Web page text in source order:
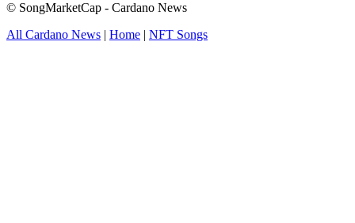
© SongMarketCap - Cardano News
All Cardano News | Home | NFT Songs